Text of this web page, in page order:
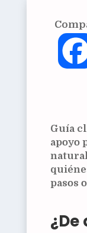
Guía
apoyo
pasos